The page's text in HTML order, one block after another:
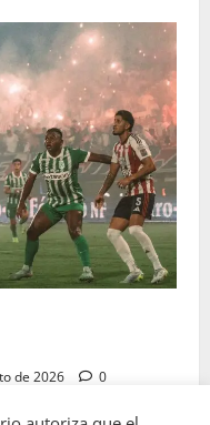
de 2026 0